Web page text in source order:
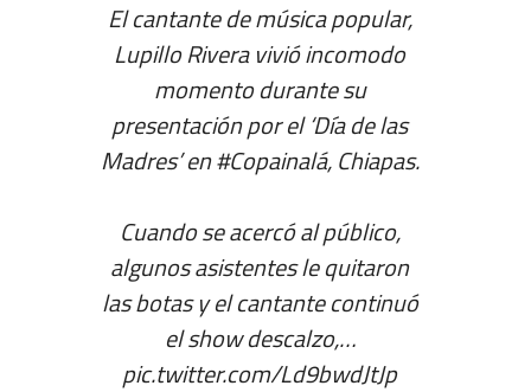
El cantante de música popular,
Lupillo Rivera vivió incomodo
momento durante su
presentación por el ‘Día de las
Madres’ en#Copainalá, Chiapas.
Cuando se acercó al público,
algunos asistentes le quitaron
las botas y el cantante continuó
el show descalzo,…
pic.twitter.com/Ld9bwdJtJp